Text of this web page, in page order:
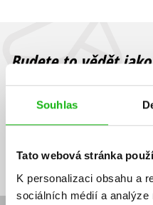
Souhlas
Tato webová stránka
K personalizaci obsahu a
sociálních médií a
Budete to vědět
Zajímá Vás, jaký knižní hit právě
sleva, jaká běží soutěž o ceny?
souhlasíte
mailová
adresa
mailová
adresa
Vaše e-mailová adresa